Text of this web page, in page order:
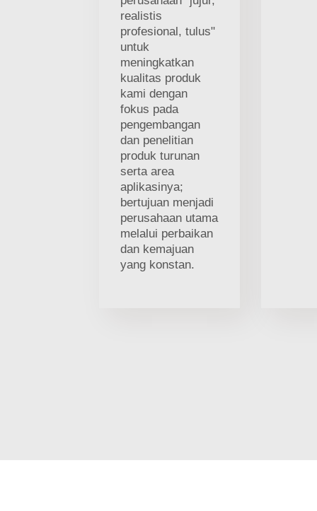
realistis
profesional, tulus"
untuk
meningkatkan
kualitas produk
kami dengan
fokus pada
pengembangan
dan penelitian
produk turunan
serta area
aplikasinya;
bertujuan menjadi
perusahaan utama
melalui perbaikan
dan kemajuan
yang konstan.